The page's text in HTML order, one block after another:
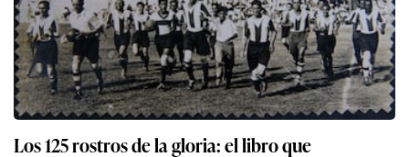
Los 125 rostros de la gloria: el libro que